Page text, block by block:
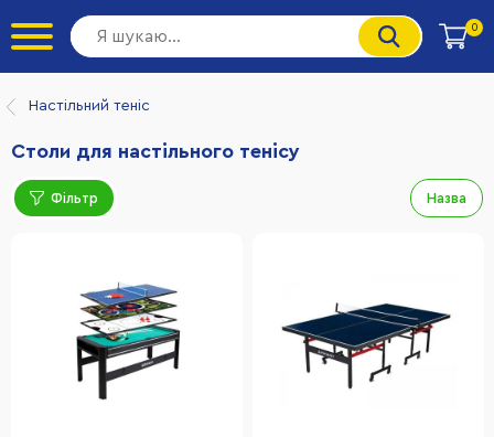
0
Настільний теніс
Столи для настільного тенісу
Фільтр Назва